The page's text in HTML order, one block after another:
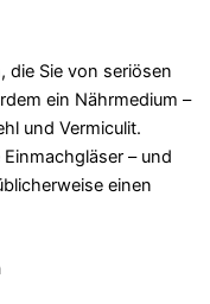
die Sie von seriösen
ein Nährmedium –
und Vermiculit.
– und
einen